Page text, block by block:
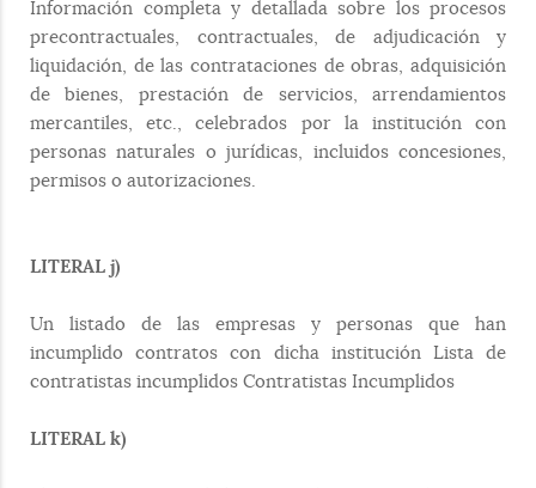
Información completa y detallada sobre los procesos
precontractuales, contractuales, de adjudicación y
liquidación, de las contrataciones de obras, adquisición
de bienes, prestación de servicios, arrendamientos
mercantiles, etc., celebrados por la institución con
personas naturales o jurídicas, incluidos concesiones,
permisos o autorizaciones.
LITERAL j)
Un listado de las empresas y personas que han
incumplido contratos con dicha institución Lista de
contratistas incumplidos Contratistas Incumplidos
LITERAL k)